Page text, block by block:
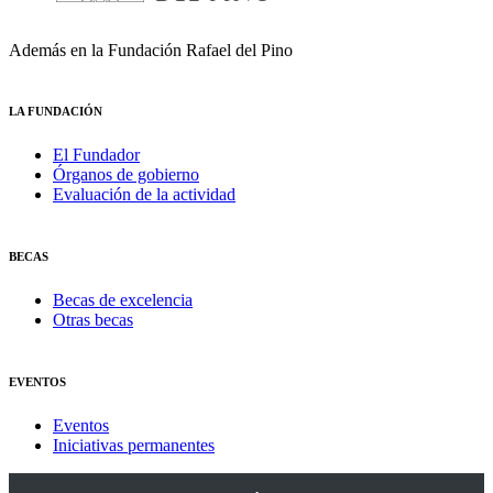
Además en la Fundación Rafael del Pino
LA FUNDACIÓN
El Fundador
Órganos de gobierno
Evaluación de la actividad
BECAS
Becas de excelencia
Otras becas
EVENTOS
Eventos
Iniciativas permanentes